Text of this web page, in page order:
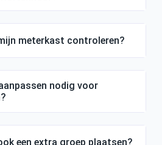
meterkast controleren?
nodig voor
een extra groep plaatsen?